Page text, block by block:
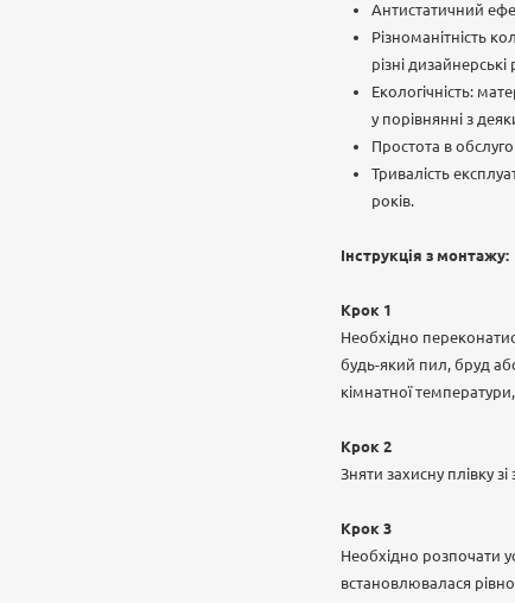
Антистатичний
Різноманітність
різні
Екологічність:
у порівнянні з
Простота в
Тривалість
років.
Інструкція з монтажу:
Крок 1
Необхідно
будь-який пил, бруд
кімнатної
Крок 2
Зняти захисну плівку
Крок 3
Необхідно розпочати
встановлювалася